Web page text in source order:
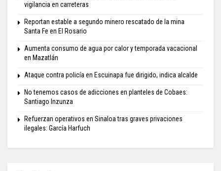
vigilancia en carreteras
Reportan estable a segundo minero rescatado de la mina
Santa Fe en El Rosario
Aumenta consumo de agua por calor y temporada vacacional
en Mazatlán
Ataque contra policía en Escuinapa fue dirigido, indica alcalde
No tenemos casos de adicciones en planteles de Cobaes:
Santiago Inzunza
Refuerzan operativos en Sinaloa tras graves privaciones
ilegales: García Harfuch